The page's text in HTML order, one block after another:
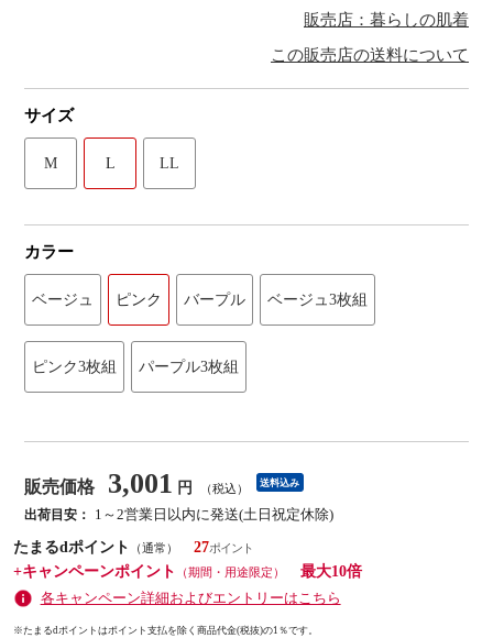
販売店：暮らしの肌着
この販売店の送料について
サイズ
M L LL
カラー
ベージュ ピンク バープル ベージュ3枚組
ピンク3枚組 パープル3枚組
販売価格 3,001 円 （税込） 送料込み
出荷目安：
1～2営業日以内に発送(土日祝定休除)
たまるdポイント
（通常）
27
+キャンペーンポイント
（期間・用途限定）
最大10倍
各キャンペーン詳細およびエントリーはこちら
※たまるdポイントはポイント支払を除く商品代金(税抜)の1％です。